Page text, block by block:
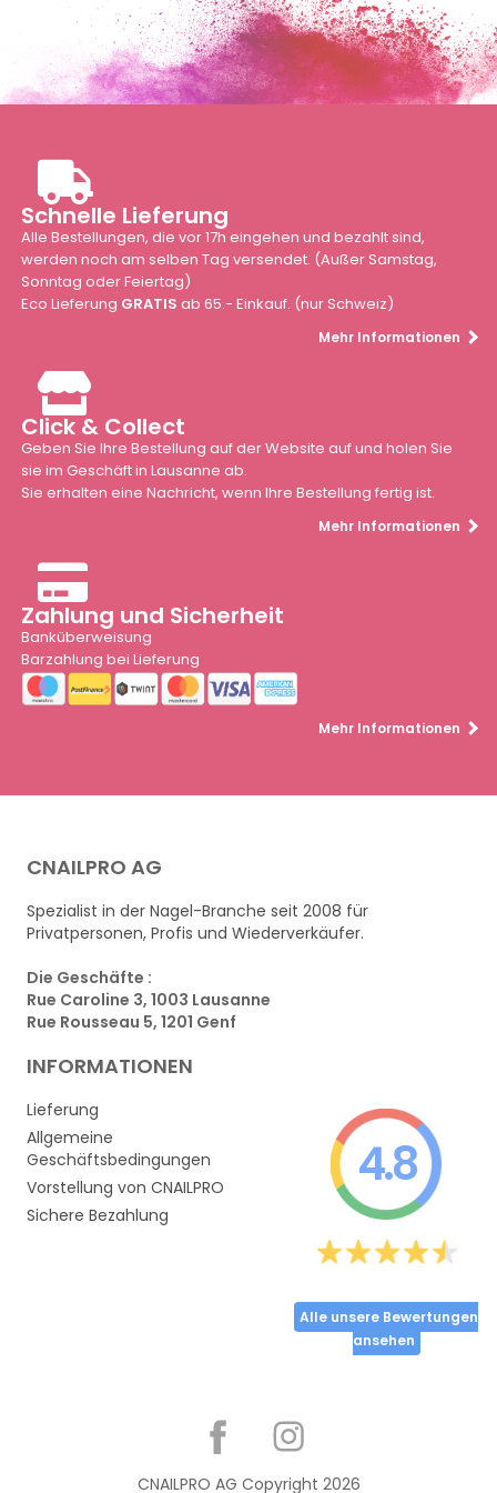
Schnelle Lieferung
Alle Bestellungen, die vor 17h eingehen und bezahlt sind,
werden noch am selben Tag versendet. (Außer Samstag,
Sonntag oder Feiertag)
Eco Lieferung GRATIS ab 65.- Einkauf. (nur Schweiz)
Mehr Informationen
Click & Collect
Geben Sie Ihre Bestellung auf der Website auf und holen Sie
sie im Geschäft in Lausanne ab.
Sie erhalten eine Nachricht, wenn Ihre Bestellung fertig ist.
Mehr Informationen
Zahlung und Sicherheit
Banküberweisung
Barzahlung bei Lieferung
Mehr Informationen
CNAILPRO AG
Spezialist in der Nagel-Branche seit 2008 für
Privatpersonen, Profis und Wiederverkäufer.
Die Geschäfte :
Rue Caroline 3, 1003 Lausanne
Rue Rousseau 5, 1201 Genf
INFORMATIONEN
Lieferung
Allgemeine
Geschäftsbedingungen
Vorstellung von CNAILPRO
Sichere Bezahlung
4.8
Alle unsere Bewertungen
ansehen
CNAILPRO AG Copyright 2026